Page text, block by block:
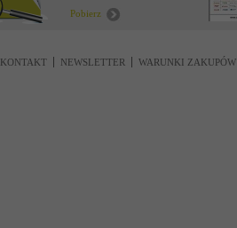
Pobierz
KONTAKT NEWSLETTER WARUNKI ZAKUPÓW